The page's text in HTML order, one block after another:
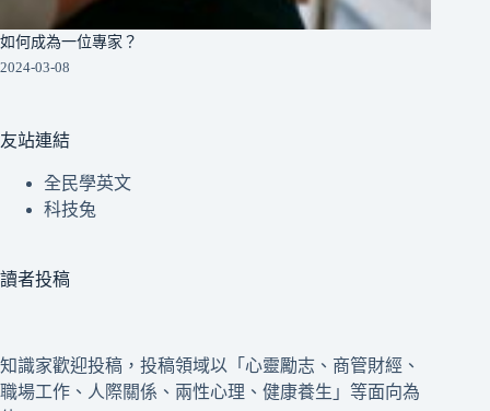
如何成為一位專家？
2024-03-08
友站連結
全民學英文
科技兔
讀者投稿
知識家歡迎投稿，投稿領域以「心靈勵志、商管財經、
職場工作、人際關係、兩性心理、健康養生」等面向為